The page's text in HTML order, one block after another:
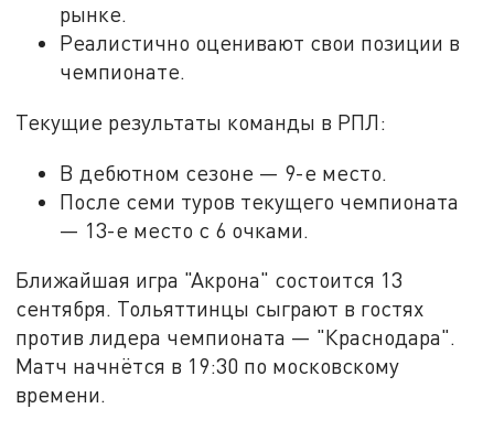
рынке.
Реалистично оценивают свои позиции в
чемпионате.
Текущие результаты команды в РПЛ:
В дебютном сезоне — 9-е место.
После семи туров текущего чемпионата
— 13-е место с 6 очками.
Ближайшая игра "Акрона" состоится 13
сентября. Тольяттинцы сыграют в гостях
против лидера чемпионата — "Краснодара".
Матч начнётся в 19:30 по московскому
времени.